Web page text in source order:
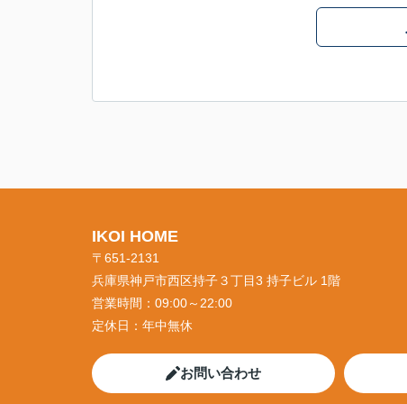
IKOI HOME
〒651-2131
兵庫県神戸市西区持子３丁目3 持子ビル 1階
営業時間： 09:00～22:00
定休日： 年中無休
お問い合わせ